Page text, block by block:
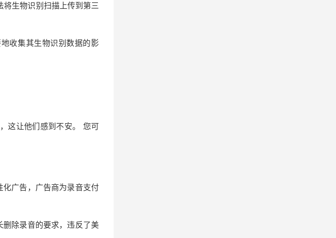
生物识别扫描上传到第三
收集其生物识别数据的影
这让他们感到不安。 您可
广告，广告商为录音支付
除录音的要求，违反了美